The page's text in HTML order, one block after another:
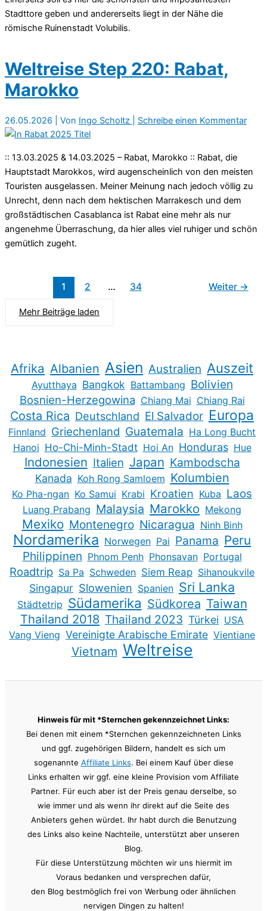
Stadttore geben und andererseits liegt in der Nähe die
römische Ruinenstadt Volubilis.
Weltreise Step 220: Rabat,
Marokko
26.05.2026 | Von Ingo Scholtz Schreibe einen Kommentar
:: 13.03.2025 & 14.03.2025 – Rabat, Marokko :: Rabat, die
Hauptstadt Marokkos, wird augenscheinlich von den meisten
Touristen ausgelassen. Meiner Meinung nach jedoch völlig zu
Unrecht, denn nach dem hektischen Marrakesch und dem
großstädtischen Casablanca ist Rabat eine mehr als nur
angenehme Überraschung, da hier alles viel ruhiger und schön
gemütlich zugeht.
1 2 … 34 Weiter →
Mehr Beiträge laden
Afrika Albanien Asien Australien Auszeit
Ayutthaya Bangkok Battambang Bolivien
Bosnien-Herzegowina Chiang Mai Chiang Rai
Costa Rica Deutschland El Salvador Europa
Finnland Griechenland Guatemala Ha Long Bucht
Hanoi Ho-Chi-Minh-Stadt Hoi An Honduras Hue
Indonesien Italien Japan Kambodscha
Kanada Koh Rong Samloem Kolumbien
Ko Pha-ngan Ko Samui Krabi Kroatien Kuba Laos
Luang Prabang Malaysia Marokko Mekong
Mexiko Montenegro Nicaragua Ninh Binh
Nordamerika Norwegen Pai Panama Peru
Philippinen Phnom Penh Phonsavan Portugal
Roadtrip Sa Pa Schweden Siem Reap Sihanoukvile
Singapur Slowenien Spanien Sri Lanka
Städtetrip Südamerika Südkorea Taiwan
Thailand 2018 Thailand 2023 Türkei USA
Vang Vieng Vereinigte Arabische Emirate Vientiane
Vietnam Weltreise
Hinweis für mit *Sternchen gekennzeichnet Links:
Bei denen mit einem *Sternchen gekennzeichneten Links
und ggf. zugehörigen Bildern, handelt es sich um
sogenannte Affiliate Links. Bei einem Kauf über diese
Links erhalten wir ggf. eine kleine Provision vom Affiliate
Partner. Für euch aber ist der Preis genau derselbe, so
wie immer und als wenn ihr direkt auf die Seite des
Anbieters gehen würdet. Ihr habt durch die Benutzung
des Links also keine Nachteile, unterstützt aber unseren
Blog.
Für diese Unterstützung möchten wir uns hiermit im
Voraus bedanken und versprechen dafür,
den Blog bestmöglich frei von Werbung oder ähnlichen
nervigen Dingen zu halten!